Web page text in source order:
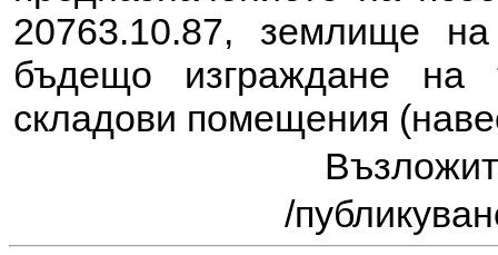
20763.10.87, землище
бъдещо изграждане на
складови помещения
/